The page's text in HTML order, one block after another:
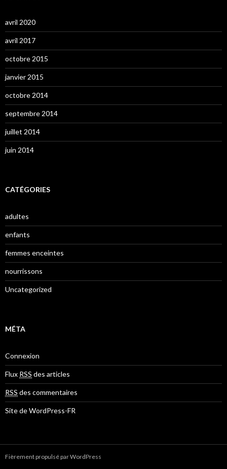
avril 2020
avril 2017
octobre 2015
janvier 2015
octobre 2014
septembre 2014
juillet 2014
juin 2014
CATÉGORIES
adultes
enfants
femmes enceintes
nourrissons
Uncategorized
MÉTA
Connexion
Flux RSS des articles
RSS des commentaires
Site de WordPress-FR
Fièrement propulsé par WordPress